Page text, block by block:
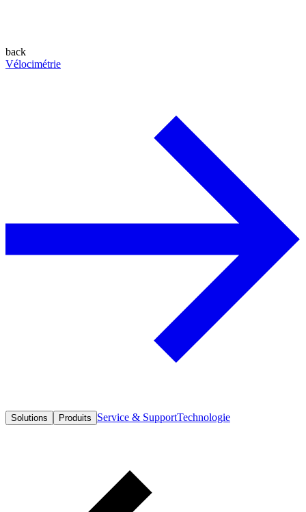
back
Vélocimétrie
Solutions Produits Service & SupportTechnologie